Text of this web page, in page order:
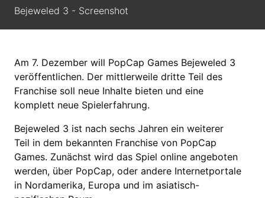
Bejeweled 3 - Screenshot
Am 7. Dezember will PopCap Games Bejeweled 3
veröffentlichen. Der mittlerweile dritte Teil des
Franchise soll neue Inhalte bieten und eine
komplett neue Spielerfahrung.
Bejeweled 3 ist nach sechs Jahren ein weiterer
Teil in dem bekannten Franchise von PopCap
Games. Zunächst wird das Spiel online angeboten
werden, über PopCap, oder andere Internetportale
in Nordamerika, Europa und im asiatisch-